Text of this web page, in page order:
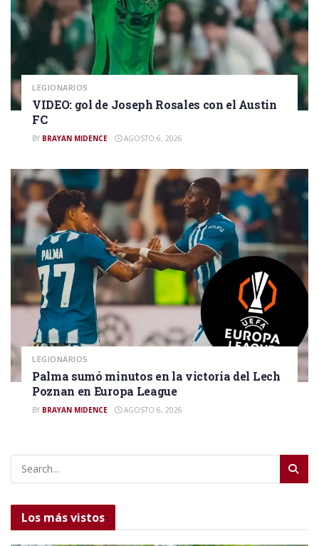
LEGIONARIOS
VIDEO: gol de Joseph Rosales con el Austin
FC
BY BRAYAN MIDENCE AGOSTO 6, 2026
LEGIONARIOS
Palma sumó minutos en la victoria del Lech
Poznan en Europa League
BY BRAYAN MIDENCE AGOSTO 6, 2026
Los más vistos